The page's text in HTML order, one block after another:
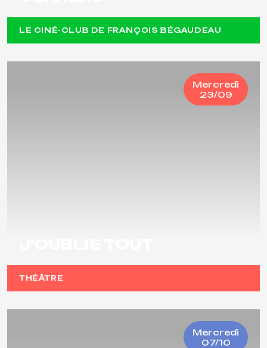
LE CINÉ-CLUB DE FRANÇOIS BÉGAUDEAU
Mercredi
23/09
THÉÂTRE
Mercredi
07/10